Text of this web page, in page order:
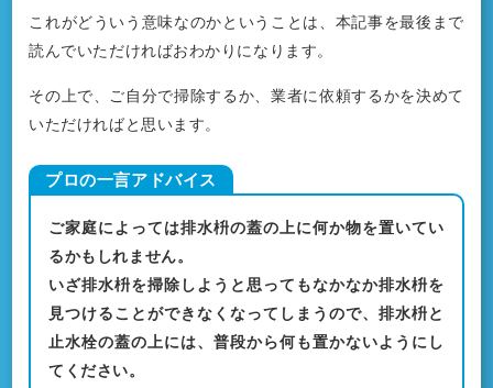
これがどういう意味なのかということは、本記事を最後まで
読んでいただければおわかりになります。
その上で、ご自分で掃除するか、業者に依頼するかを決めて
いただければと思います。
ご家庭によっては排水枡の蓋の上に何か物を置いてい
るかもしれません。
いざ排水枡を掃除しようと思ってもなかなか排水枡を
見つけることができなくなってしまうので、排水枡と
止水栓の蓋の上には、普段から何も置かないようにし
てください。